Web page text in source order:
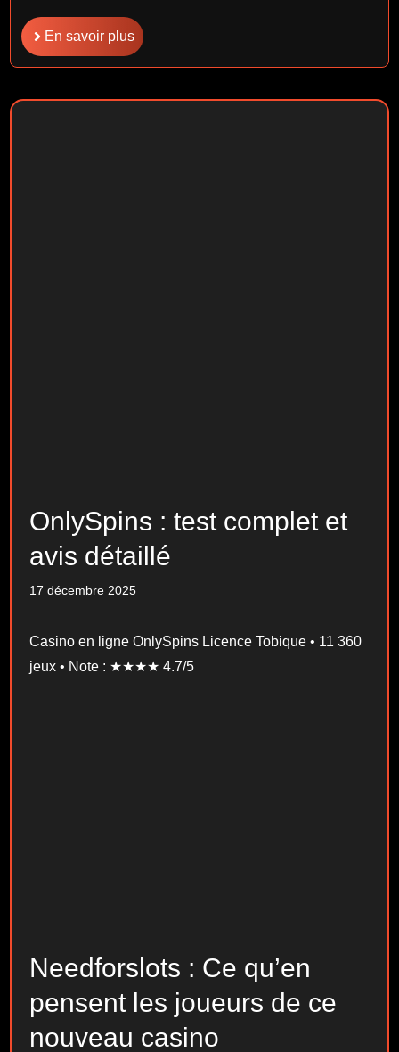
En savoir plus
OnlySpins : test complet et
avis détaillé
17 décembre 2025
Casino en ligne OnlySpins Licence Tobique • 11 360
jeux • Note : ★★★★ 4.7/5
Needforslots : Ce qu’en
pensent les joueurs de ce
nouveau casino